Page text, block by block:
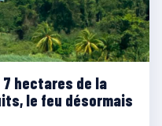
7 hectares de la
le feu désormais